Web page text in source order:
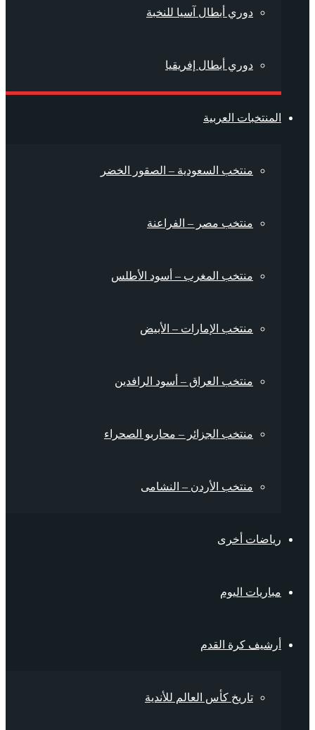
دوري أبطال آسيا للنخبة
دوري أبطال إفريقيا
المنتخبات العربية
منتخب السعودية – الصقور الخضر
منتخب مصر – الفراعنة
منتخب المغرب – أسود الأطلس
منتخب الإمارات – الأبيض
منتخب العراق – أسود الرافدين
منتخب الجزائر – محاربو الصحراء
منتخب الأردن – النشامى
رياضات أخرى
مباريات اليوم
أرشيف كرة القدم
تاريخ كأس العالم للأندية